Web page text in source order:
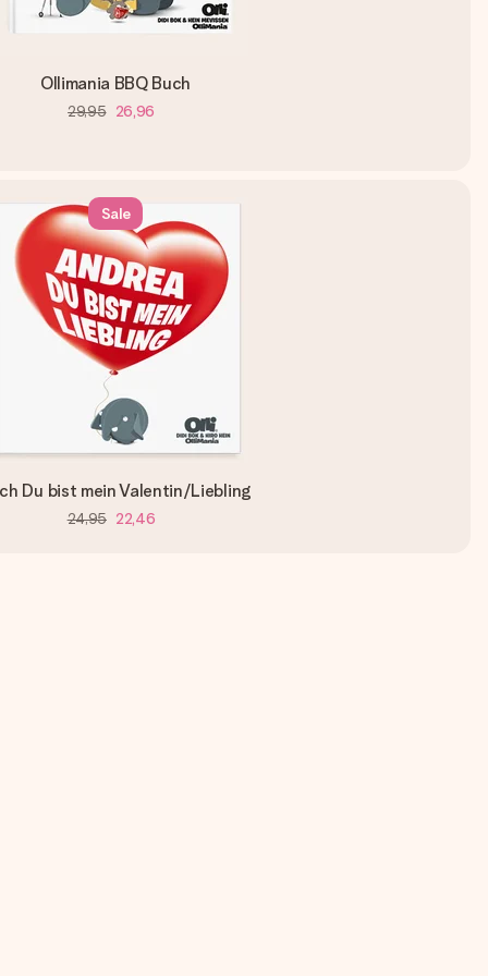
Ollimania BBQ Buch
29,95 26,96
Sale
Du bist mein Valentin/Liebling
24,95 22,46